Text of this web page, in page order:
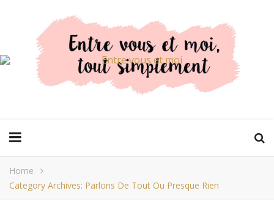
Home
Category Archives: Parlons De Tout Ou Presque Rien